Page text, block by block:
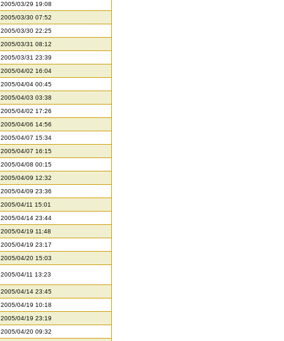
2005/03/29 19:08
2005/03/30 07:52
2005/03/30 22:25
2005/03/31 08:12
2005/03/31 23:39
2005/04/02 16:04
2005/04/04 00:45
2005/04/03 03:38
2005/04/02 17:26
2005/04/06 14:56
2005/04/07 15:34
2005/04/07 16:15
2005/04/08 00:15
2005/04/09 12:32
2005/04/09 23:36
2005/04/11 15:01
2005/04/14 23:44
2005/04/19 11:48
2005/04/19 23:17
2005/04/20 15:03
2005/04/11 13:23
2005/04/14 23:45
2005/04/19 10:18
2005/04/19 23:19
2005/04/20 09:32